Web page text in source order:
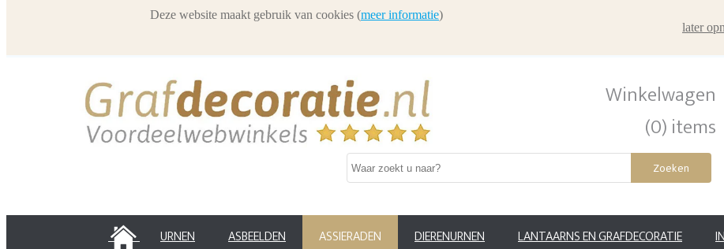
Winkelwagen
(0) items
Zoeken
HOME URNEN ASBEELDEN ASSIERADEN DIERENURNEN LANTAARNS EN GRAFDECORATIE
Deze website maakt gebruik van cookies (meer informatie)
later